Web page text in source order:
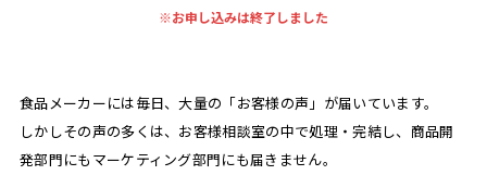
※お申し込みは終了しました
食品メーカーには毎日、大量の「お客様の声」が届いています。
しかしその声の多くは、お客様相談室の中で処理・完結し、商品開
発部門にもマーケティング部門にも届きません。